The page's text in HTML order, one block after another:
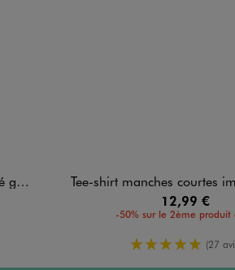
Tee-shirt manches courtes imprimé coupe oversize
12,99 €
-50% sur le 2ème produit
5/5 de (27